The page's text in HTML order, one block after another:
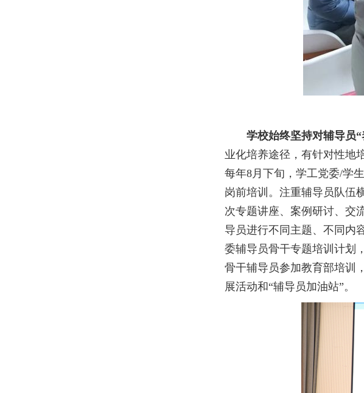
学校始终坚持对辅导员
业化培养途径，有针对性地
每年8月下旬，学工党委/学
岗前培训。 注重辅导员队伍
次专题讲座、案例研讨、交
导员进行不同主题、不同内
委辅导员骨干专题培训计划
骨干辅导员参加教育部培训
展活动和“辅导员加油站”。